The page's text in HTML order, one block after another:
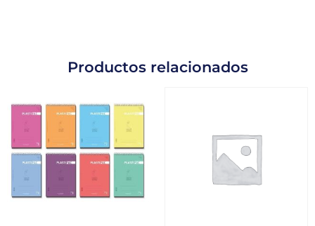
Productos relacionados